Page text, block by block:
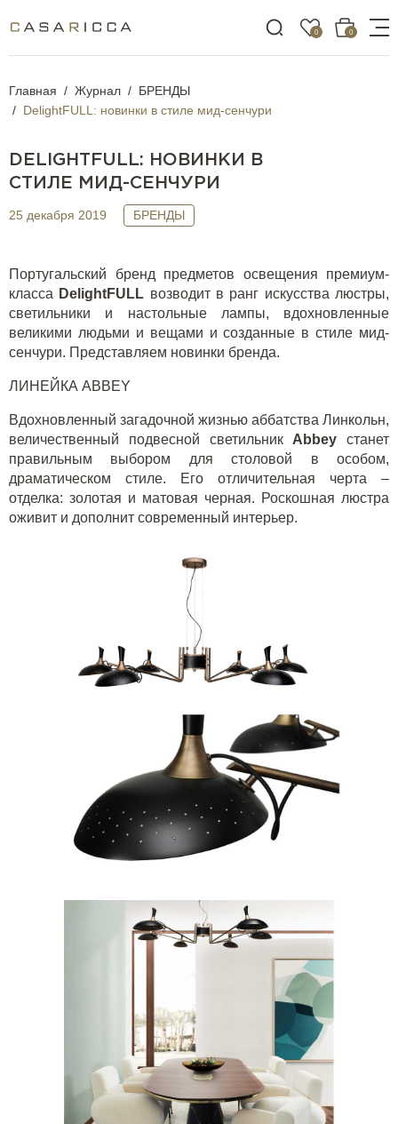
0 0
Главная Журнал
БРЕНДЫ
DelightFULL: новинки в стиле мид-сенчури
DELIGHTFULL: НОВИНКИ В
СТИЛЕ МИД-СЕНЧУРИ
25 декабря 2019 БРЕНДЫ
Португальский бренд предметов освещения премиум-
класса DelightFULL возводит в ранг искусства люстры,
светильники и настольные лампы, вдохновленные
великими людьми и вещами и созданные в стиле мид-
сенчури. Представляем новинки бренда.
ЛИНЕЙКА ABBEY
Вдохновленный загадочной жизнью аббатства Линкольн,
величественный подвесной светильник Abbey
станет
правильным выбором для столовой в особом,
драматическом стиле. Его отличительная черта –
отделка: золотая и матовая черная. Роскошная люстра
оживит и дополнит современный интерьер.